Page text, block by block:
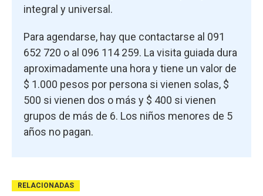
integral y universal.
Para agendarse, hay que contactarse al 091
652 720 o al 096 114 259. La visita guiada dura
aproximadamente una hora y tiene un valor de
$ 1.000 pesos por persona si vienen solas, $
500 si vienen dos o más y $ 400 si vienen
grupos de más de 6. Los niños menores de 5
años no pagan.
RELACIONADAS